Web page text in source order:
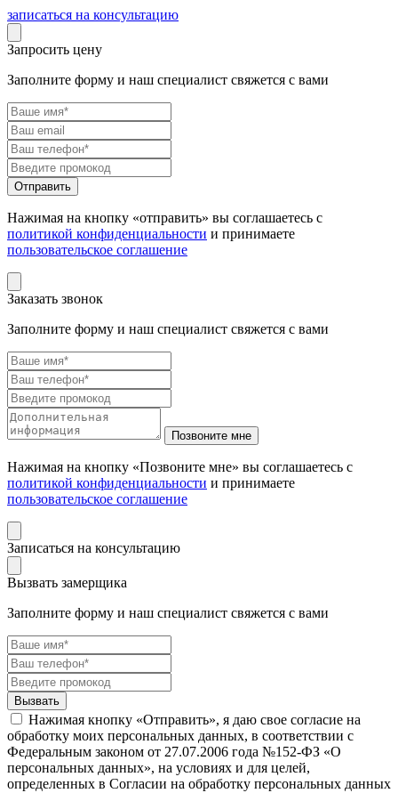
записаться на консультацию
Запросить цену
Заполните форму и наш специалист свяжется с вами
Нажимая на кнопку «отправить» вы соглашаетесь с
политикой конфиденциальности и принимаете
пользовательское соглашение
Заказать звонок
Заполните форму и наш специалист свяжется с вами
Нажимая на кнопку «Позвоните мне» вы соглашаетесь с
политикой конфиденциальности и принимаете
пользовательское соглашение
Записаться на консультацию
Вызвать замерщика
Заполните форму и наш специалист свяжется с вами
Нажимая кнопку «Отправить», я даю свое согласие на
обработку моих персональных данных, в соответствии с
Федеральным законом от 27.07.2006 года №152-ФЗ «О
персональных данных», на условиях и для целей,
определенных в Согласии на обработку персональных данных